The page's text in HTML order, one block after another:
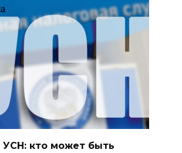
УСН: кто может быть